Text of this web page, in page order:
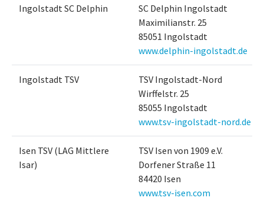
Ingolstadt SC Delphin
SC Delphin Ingolstadt
Maximilianstr. 25
85051 Ingolstadt
www.delphin-ingolstadt.de
Ingolstadt TSV
TSV Ingolstadt-Nord
Wirffelstr. 25
85055 Ingolstadt
www.tsv-ingolstadt-nord.de
Isen TSV (LAG Mittlere
Isar)
TSV Isen von 1909 e.V.
Dorfener Straße 11
84420 Isen
www.tsv-isen.com